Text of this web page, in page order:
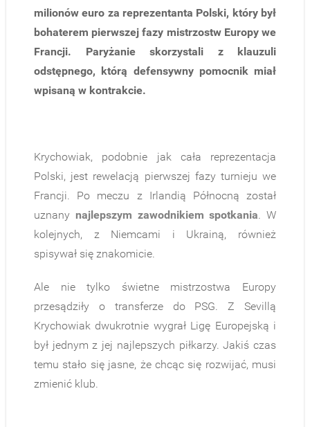
milionów euro za reprezentanta Polski, który był
bohaterem pierwszej fazy mistrzostw Europy we
Francji. Paryżanie skorzystali z klauzuli
odstępnego, którą defensywny pomocnik miał
wpisaną w kontrakcie.
Krychowiak, podobnie jak cała reprezentacja
Polski, jest rewelacją pierwszej fazy turnieju we
Francji. Po meczu z Irlandią Północną został
uznany najlepszym zawodnikiem spotkania . W
kolejnych, z Niemcami i Ukrainą, również
spisywał się znakomicie.
Ale nie tylko świetne mistrzostwa Europy
przesądziły o transferze do PSG. Z Sevillą
Krychowiak dwukrotnie wygrał Ligę Europejską i
był jednym z jej najlepszych piłkarzy. Jakiś czas
temu stało się jasne, że chcąc się rozwijać, musi
zmienić klub.